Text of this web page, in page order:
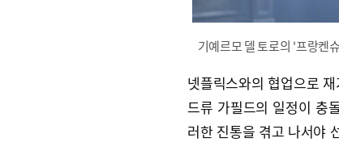
기예르모 델 토로의 '프랑켄
넷플릭스와의 협업으로
드류 가필드의 일정이 충
러한 진통을 겪고 나서야